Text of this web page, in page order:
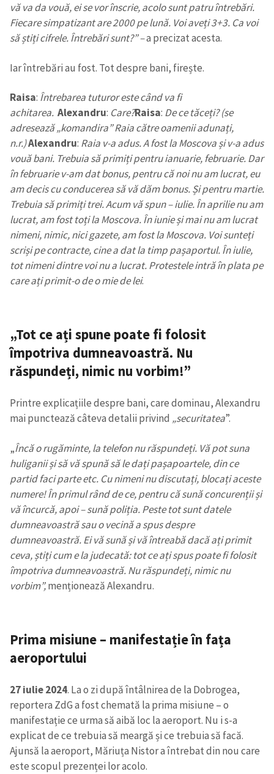
vă va da vouă, ei se vor înscrie, acolo sunt patru întrebări.
Fiecare simpatizant are 2000 pe lună. Voi aveți 3+3. Ca voi
să știți cifrele. Întrebări sunt?” –a precizat acesta.
Iar întrebări au fost. Tot despre bani, firește.
Raisa: Întrebarea tuturor este când va fi
achitarea. Alexandru: Care?Raisa: De ce tăceți? (se
adresează „komandira” Raia către oamenii adunați,
n.r.)Alexandru: Raia v-a adus. A fost la Moscova și v-a adus
vouă bani. Trebuia să primiți pentru ianuarie, februarie. Dar
în februarie v-am dat bonus, pentru că noi nu am lucrat, eu
am decis cu conducerea să vă dăm bonus. Și pentru martie.
Trebuia să primiți trei. Acum vă spun – iulie. În aprilie nu am
lucrat, am fost toți la Moscova. În iunie și mai nu am lucrat
nimeni, nimic, nici gazete, am fost la Moscova. Voi sunteți
scriși pe contracte, cine a dat la timp pașaportul. În iulie,
tot nimeni dintre voi nu a lucrat. Protestele intră în plata pe
care ați primit-o de o mie de lei.
„Tot ce ați spune poate fi folosit
împotriva dumneavoastră. Nu
răspundeți, nimic nu vorbim!”
Printre explicațiile despre bani, care dominau, Alexandru
mai punctează câteva detalii privind „securitatea”.
„Încă o rugăminte, la telefon nu răspundeți. Vă pot suna
huliganii și să vă spună să le dați pașapoartele, din ce
partid faci parte etc. Cu nimeni nu discutați, blocați aceste
numere! În primul rând de ce, pentru că sună concurenții și
vă încurcă, apoi – sună poliția. Peste tot sunt datele
dumneavoastră sau o vecină a spus despre
dumneavoastră. Ei vă sună și vă întreabă dacă ați primit
ceva, știți cum e la judecată: tot ce ați spus poate fi folosit
împotriva dumneavoastră. Nu răspundeți, nimic nu
vorbim”,menționează Alexandru.
Prima misiune – manifestație în fața
aeroportului
27 iulie 2024. La o zi după întâlnirea de la Dobrogea,
reportera ZdG a fost chemată la prima misiune – o
manifestație ce urma să aibă loc la aeroport. Nu i s-a
explicat de ce trebuia să meargă și ce trebuia să facă.
Ajunsă la aeroport, Măriuța Nistor a întrebat din nou care
este scopul prezenței lor acolo.